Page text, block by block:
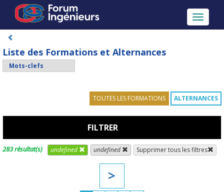
Toggle
Liste des Formations et Alternances
TOUTES LES FORMATIONS ALTERNANCES
FILTRER
283 résultat(s) undefined undefined Supprimer tous les filtres
>